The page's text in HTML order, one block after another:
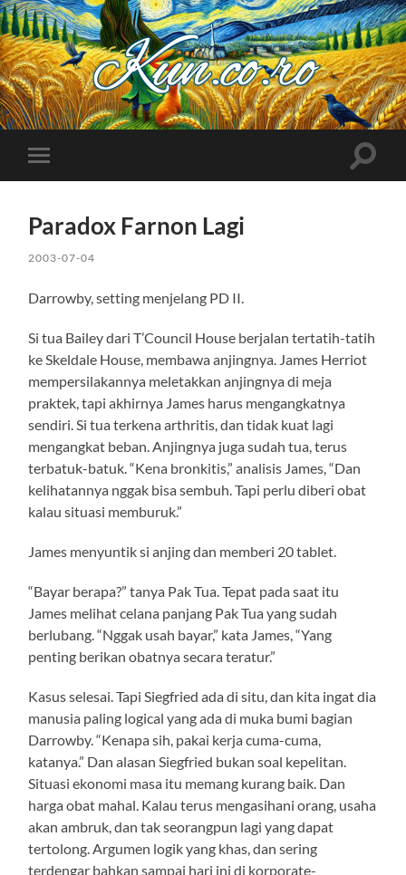
Kuncoro++
Toggle
mobile
Toggle
Paradox Farnon Lagi
2003-07-04
Darrowby, setting menjelang PD II.
Si tua Bailey dari T’Council House berjalan tertatih-tatih
ke Skeldale House, membawa anjingnya. James Herriot
mempersilakannya meletakkan anjingnya di meja
praktek, tapi akhirnya James harus mengangkatnya
sendiri. Si tua terkena arthritis, dan tidak kuat lagi
mengangkat beban. Anjingnya juga sudah tua, terus
terbatuk-batuk. “Kena bronkitis,” analisis James, “Dan
kelihatannya nggak bisa sembuh. Tapi perlu diberi obat
kalau situasi memburuk.”
James menyuntik si anjing dan memberi 20 tablet.
“Bayar berapa?” tanya Pak Tua. Tepat pada saat itu
James melihat celana panjang Pak Tua yang sudah
berlubang. “Nggak usah bayar,” kata James, “Yang
penting berikan obatnya secara teratur.”
Kasus selesai. Tapi Siegfried ada di situ, dan kita ingat dia
manusia paling logical yang ada di muka bumi bagian
Darrowby. “Kenapa sih, pakai kerja cuma-cuma,
katanya.” Dan alasan Siegfried bukan soal kepelitan.
Situasi ekonomi masa itu memang kurang baik. Dan
harga obat mahal. Kalau terus mengasihani orang, usaha
akan ambruk, dan tak seorangpun lagi yang dapat
tertolong. Argumen logik yang khas, dan sering
terdengar bahkan sampai hari ini di korporate-